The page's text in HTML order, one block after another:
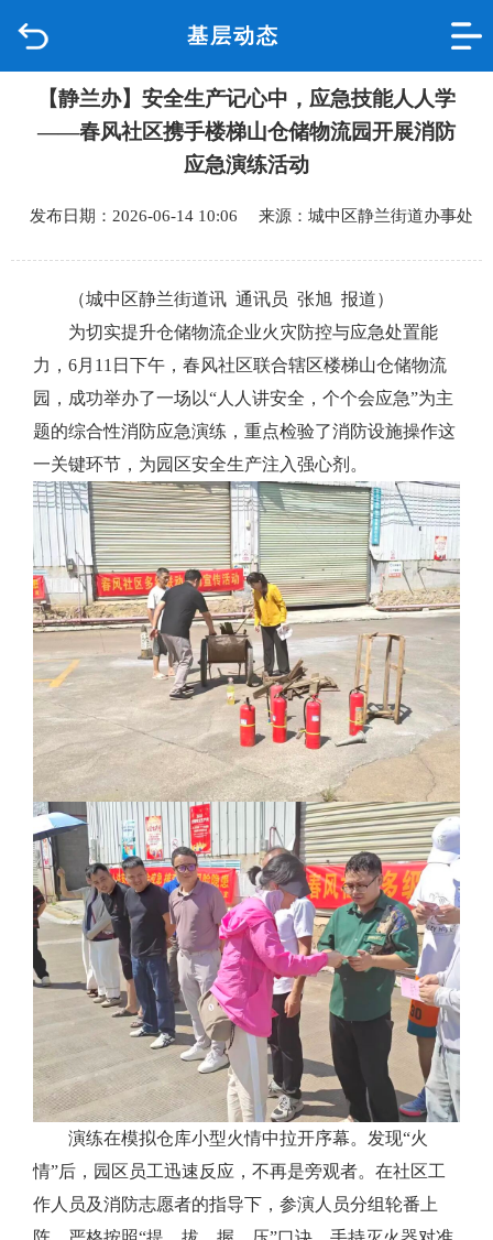
基层动态
品质城中
政府信息公开
互动回应
数据专题
【静兰办】安全生产记心中，应急技能人人学
——春风社区携手楼梯山仓储物流园开展消防
应急演练活动
发布日期：2026-06-14 10:06 来源：城中区静兰街道办事处
（城中区静兰街道讯 通讯员 张旭 报道）
为切实提升仓储物流企业火灾防控与应急处置能
力， 6月11日下午，春风社区联合辖区楼梯山仓储物流
园，成功举办了一场以“人人讲安全，个个会应急”为主
题的综合性消防应急演练，重点检验了消防设施操作这
一关键环节，为园区安全生产注入强心剂。
演练在模拟仓库小型火情中拉开序幕。发现“火
情”后，园区员工迅速反应，不再是旁观者。在社区工
作人员及消防志愿者的指导下，参演人员分组轮番上